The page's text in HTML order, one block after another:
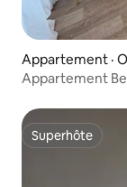
Appartement ·
Appartement
Superhôte
Superhôte